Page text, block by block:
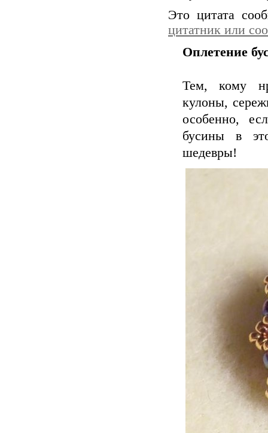
Это цитата
цитатник или
Оплетение
Тем, кому
кулоны,
особенно,
бусины в
шедевры!